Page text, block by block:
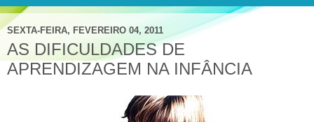
SEXTA-FEIRA, FEVEREIRO 04, 2011
AS DIFICULDADES DE
APRENDIZAGEM NA INFÂNCIA